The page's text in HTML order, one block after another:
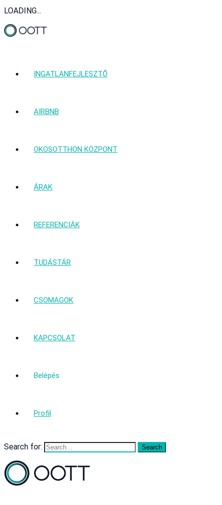
LOADING...
INGATLANFEJLESZTŐ
AIRBNB
OKOSOTTHON KÖZPONT
ÁRAK
REFERENCIÁK
TUDÁSTÁR
CSOMAGOK
KAPCSOLAT
Belépés
Profil
Search for: